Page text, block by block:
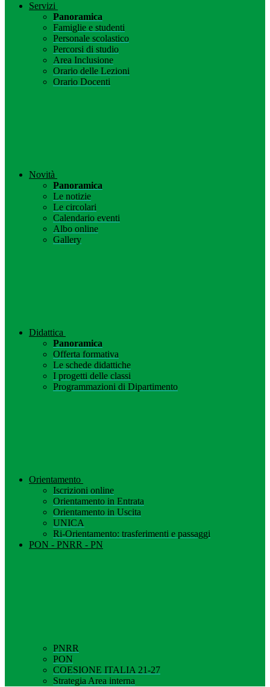
Servizi
Panoramica
Famiglie e studenti
Personale scolastico
Percorsi di studio
Area Inclusione
Orario delle Lezioni
Orario Docenti
Novità
Panoramica
Le notizie
Le circolari
Calendario eventi
Albo online
Gallery
Didattica
Panoramica
Offerta formativa
Le schede didattiche
I progetti delle classi
Programmazioni di Dipartimento
Orientamento
Iscrizioni online
Orientamento in Entrata
Orientamento in Uscita
UNICA
Ri-Orientamento: trasferimenti e passaggi
PON - PNRR - PN
PNRR
PON
COESIONE ITALIA 21-27
Strategia Area interna